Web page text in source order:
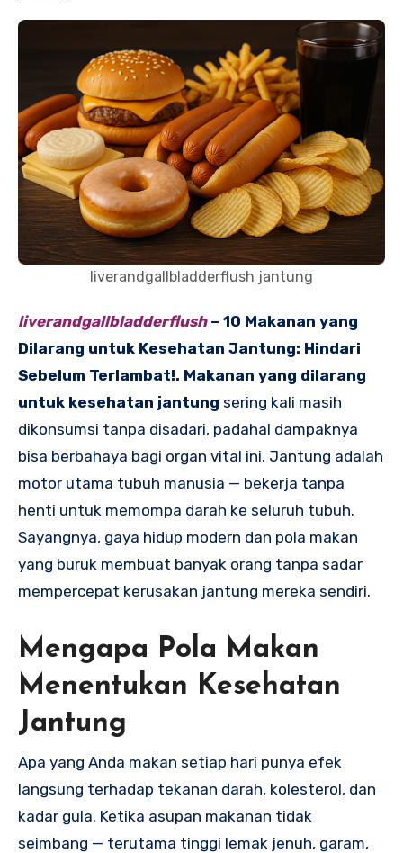
liverandgallbladderflush jantung
liverandgallbladderflush– 10 Makanan yang
Dilarang untuk Kesehatan Jantung: Hindari
Sebelum Terlambat!. Makanan yang dilarang
untuk kesehatan jantung sering kali masih
dikonsumsi tanpa disadari, padahal dampaknya
bisa berbahaya bagi organ vital ini. Jantung adalah
motor utama tubuh manusia — bekerja tanpa
henti untuk memompa darah ke seluruh tubuh.
Sayangnya, gaya hidup modern dan pola makan
yang buruk membuat banyak orang tanpa sadar
mempercepat kerusakan jantung mereka sendiri.
Mengapa Pola Makan
Menentukan Kesehatan
Jantung
Apa yang Anda makan setiap hari punya efek
langsung terhadap tekanan darah, kolesterol, dan
kadar gula. Ketika asupan makanan tidak
seimbang — terutama tinggi lemak jenuh, garam,